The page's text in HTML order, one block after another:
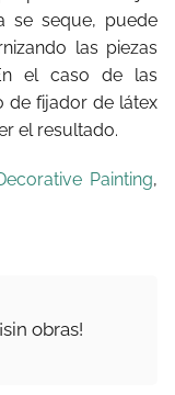
se seque, puede
las piezas
el caso de las
de fijador de látex
el resultado.
Painting,
obras!